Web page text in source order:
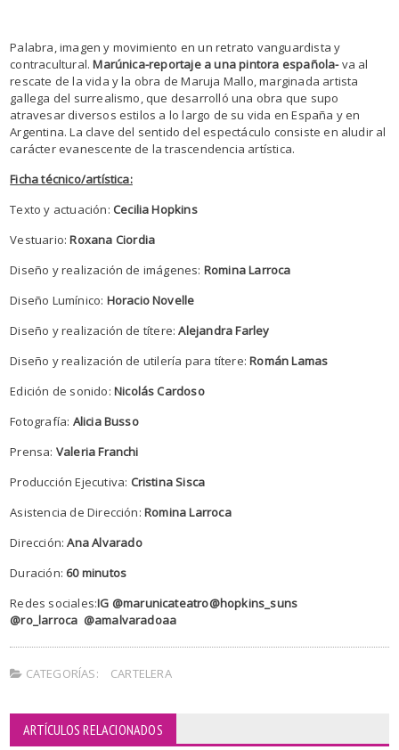
Palabra, imagen y movimiento en un retrato vanguardista y
contracultural.Marúnica-reportaje a una pintora española-va al
rescate de la vida y la obra de Maruja Mallo, marginada artista
gallega del surrealismo, que desarrolló una obra que supo
atravesar diversos estilos a lo largo de su vida en España y en
Argentina. La clave del sentido del espectáculo consiste en aludir al
carácter evanescente de la trascendencia artística.
Ficha técnico/artística:
Texto y actuación: Cecilia Hopkins
Vestuario:Roxana Ciordia
Diseño y realización de imágenes: Romina Larroca
Diseño Lumínico: Horacio Novelle
Diseño y realización de títere:Alejandra Farley
Diseño y realización de utilería para títere:Román Lamas
Edición de sonido: Nicolás Cardoso
Fotografía: Alicia Busso
Prensa: Valeria Franchi
Producción Ejecutiva: Cristina Sisca
Asistencia de Dirección:Romina Larroca
Dirección:Ana Alvarado
Duración: 60 minutos
Redes sociales:IG @marunicateatro@hopkins_suns
@ro_larroca @amalvaradoaa
CATEGORÍAS: CARTELERA
ARTÍCULOS RELACIONADOS